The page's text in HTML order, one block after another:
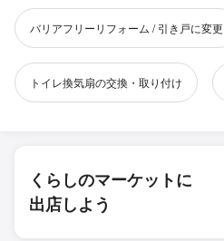
バリアフリーリフォーム / 引き戸に変更
トイレ換気扇の交換・取り付け
くらしのマーケットに
出店しよう